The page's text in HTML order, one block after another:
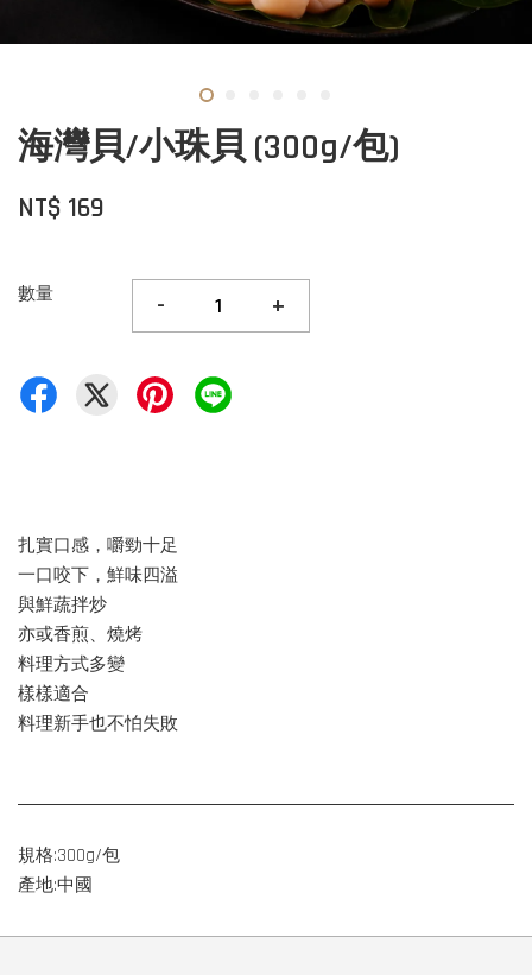
海灣貝/小珠貝 (300g/包)
NT$ 169
數量 - +
扎實口感，嚼勁十足
一口咬下，鮮味四溢
與鮮蔬拌炒
亦或香煎、燒烤
料理方式多變
樣樣適合
料理新手也不怕失敗
規格:300g/包
產地:中國